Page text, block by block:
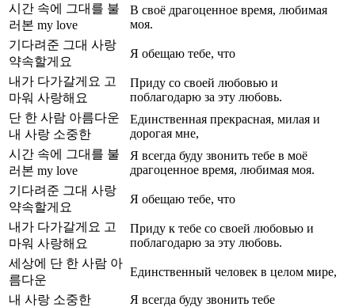
시간 속에 그대를 불
러본 my love
В своё драгоценное время, любимая
моя.
기다려준 그대 사랑
약속할게요
Я обещаю тебе, что
내가 다가갈게요 고
마워 사랑해요
Приду со своей любовью и
поблагодарю за эту любовь.
단 한 사람 아름다운
내 사랑 소중한
Единственная прекрасная, милая и
дорогая мне,
시간 속에 그대를 불
러본 my love
Я всегда буду звонить тебе в моё
драгоценное время, любимая моя.
기다려준 그대 사랑
약속할게요
Я обещаю тебе, что
내가 다가갈게요 고
마워 사랑해요
Приду к тебе со своей любовью и
поблагодарю за эту любовь.
세상에 단 한 사람 아
름다운
Единственный человек в целом мире,
내 사랑 소중한
Я всегда буду звонить тебе